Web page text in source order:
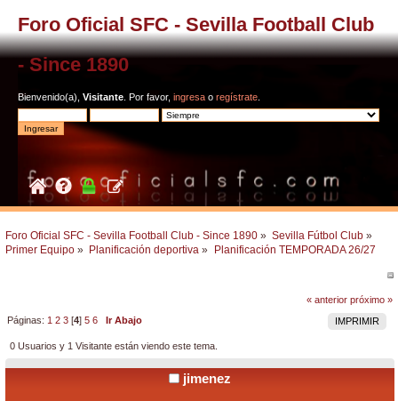
Foro Oficial SFC - Sevilla Football Club
- Since 1890
Bienvenido(a), Visitante . Por favor, ingresa o regístrate
Foro Oficial SFC - Sevilla Football Club - Since 1890 » Sevilla Fútbol Club »
Primer Equipo » Planificación deportiva » Planificación TEMPORADA 26/27
« anterior próximo »
IMPRIMIR
Páginas: 1 2 3 [4]5 6 Ir Abajo
0 Usuarios y 1 Visitante están viendo este tema.
jimenez